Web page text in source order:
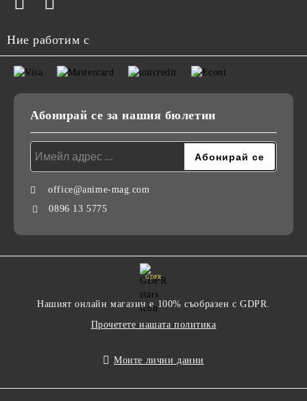
Ние работим с
Абонирай се за нашия бюлетин
office@anime-mag.com
0896 13 5775
GDPR
Нашият онлайн магазин е 100% съобразен с GDPR.
Прочетете нашата политика
Моите лични данни